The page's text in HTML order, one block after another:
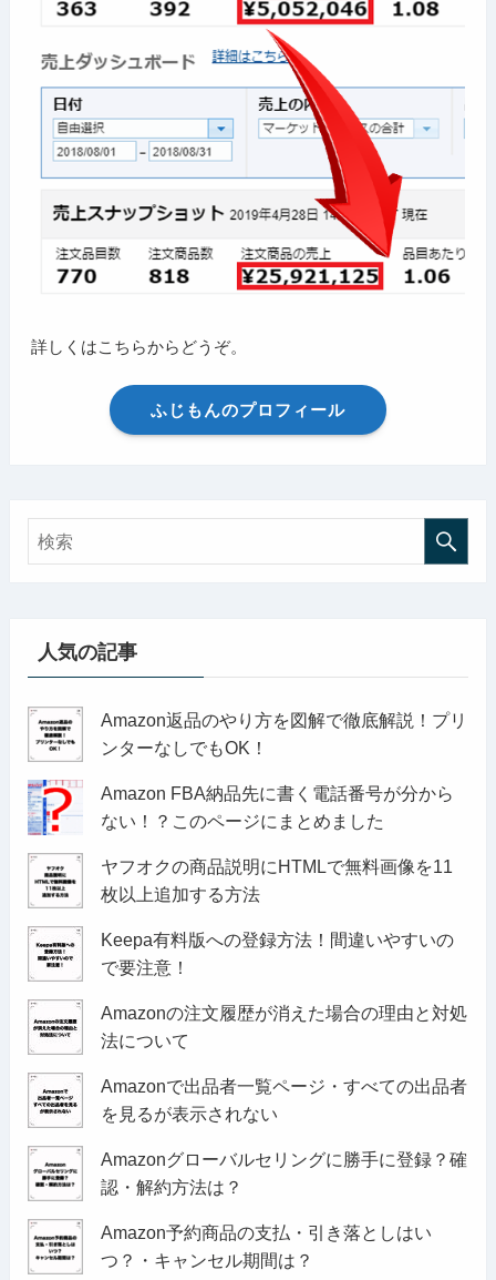
詳しくはこちらからどうぞ。
ふじもんのプロフィール
人気の記事
Amazon返品のやり方を図解で徹底解説！プリ
ンターなしでもOK！
Amazon FBA納品先に書く電話番号が分から
ない！？このページにまとめました
ヤフオクの商品説明にHTMLで無料画像を11
枚以上追加する方法
Keepa有料版への登録方法！間違いやすいの
で要注意！
Amazonの注文履歴が消えた場合の理由と対処
法について
Amazonで出品者一覧ページ・すべての出品者
を見るが表示されない
Amazonグローバルセリングに勝手に登録？確
認・解約方法は？
Amazon予約商品の支払・引き落としはい
つ？・キャンセル期間は？